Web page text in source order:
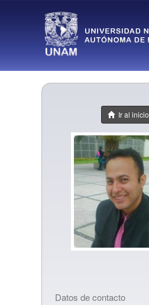
Ir al inicio
Datos de contacto